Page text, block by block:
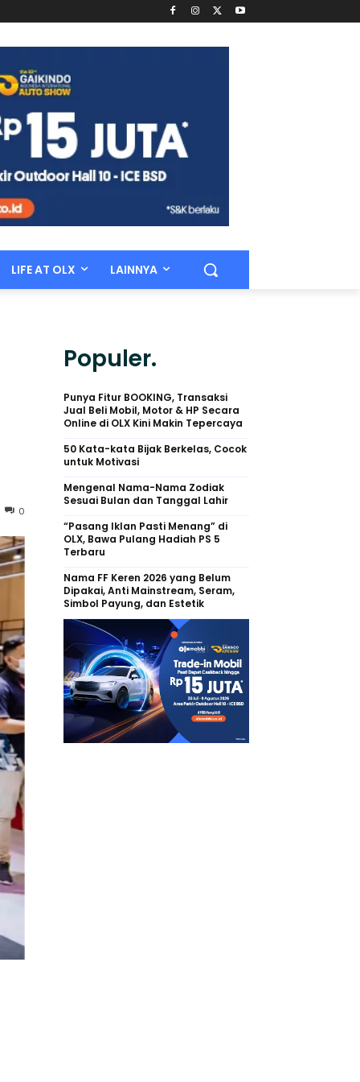
LIFE AT OLX LAINNYA
0
Populer.
Punya Fitur BOOKING, Transaksi
Jual Beli Mobil, Motor & HP Secara
Online di OLX Kini Makin Tepercaya
50 Kata-kata Bijak Berkelas, Cocok
untuk Motivasi
Mengenal Nama-Nama Zodiak
Sesuai Bulan dan Tanggal Lahir
“Pasang Iklan Pasti Menang” di
OLX, Bawa Pulang Hadiah PS 5
Terbaru
Nama FF Keren 2026 yang Belum
Dipakai, Anti Mainstream, Seram,
Simbol Payung, dan Estetik